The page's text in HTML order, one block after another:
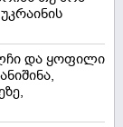
და ყოფილი